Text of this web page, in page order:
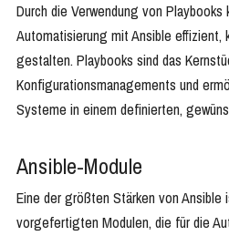
Durch die Verwendung von Playbooks
Automatisierung mit Ansible effizient,
gestalten. Playbooks sind das
Konfigurationsmanagements und
Systeme in einem definierten,
Ansible-Module
Eine der größten Stärken von Ansible
vorgefertigten Modulen, die für die